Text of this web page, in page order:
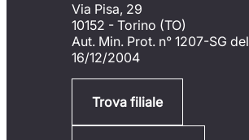
Via Pisa, 29
10152 - Torino (TO)
Aut. Min. Prot. n° 1207-SG del
16/12/2004
Trova filiale